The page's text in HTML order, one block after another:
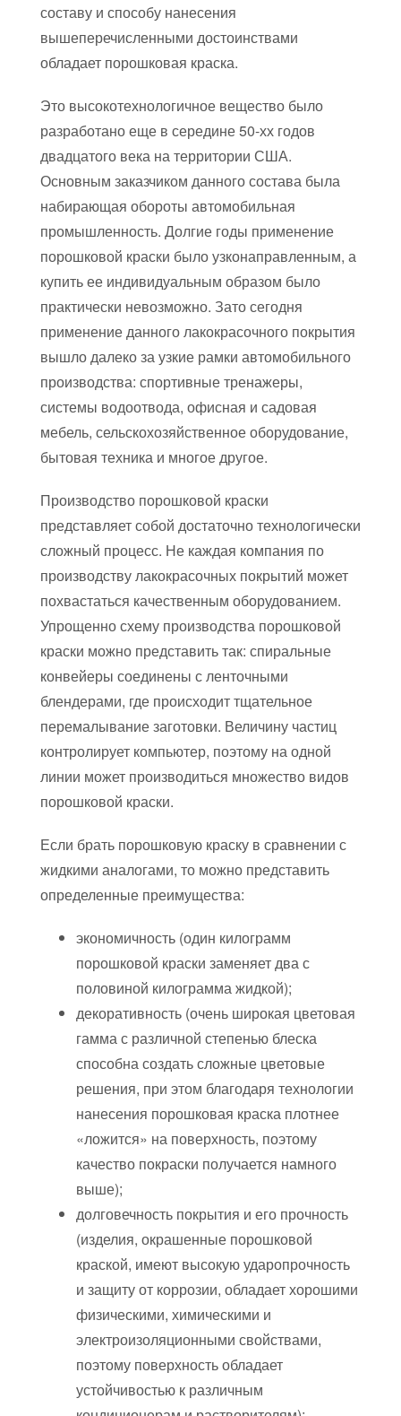
составу и способу нанесения
вышеперечисленными достоинствами
обладает порошковая краска.
Это высокотехнологичное вещество было
разработано еще в середине 50-хх годов
двадцатого века на территории США.
Основным заказчиком данного состава была
набирающая обороты автомобильная
промышленность. Долгие годы применение
порошковой краски было узконаправленным, а
купить ее индивидуальным образом было
практически невозможно. Зато сегодня
применение данного лакокрасочного покрытия
вышло далеко за узкие рамки автомобильного
производства: спортивные тренажеры,
системы водоотвода, офисная и садовая
мебель, сельскохозяйственное оборудование,
бытовая техника и многое другое.
Производство порошковой краски
представляет собой достаточно технологически
сложный процесс. Не каждая компания по
производству лакокрасочных покрытий может
похвастаться качественным оборудованием.
Упрощенно схему производства порошковой
краски можно представить так: спиральные
конвейеры соединены с ленточными
блендерами, где происходит тщательное
перемалывание заготовки. Величину частиц
контролирует компьютер, поэтому на одной
линии может производиться множество видов
порошковой краски.
Если брать порошковую краску в сравнении с
жидкими аналогами, то можно представить
определенные преимущества:
экономичность (один килограмм
порошковой краски заменяет два с
половиной килограмма жидкой);
декоративность (очень широкая цветовая
гамма с различной степенью блеска
способна создать сложные цветовые
решения, при этом благодаря технологии
нанесения порошковая краска плотнее
«ложится» на поверхность, поэтому
качество покраски получается намного
выше);
долговечность покрытия и его прочность
(изделия, окрашенные порошковой
краской, имеют высокую ударопрочность
и защиту от коррозии, обладает хорошими
физическими, химическими и
электроизоляционными свойствами,
поэтому поверхность обладает
устойчивостью к различным